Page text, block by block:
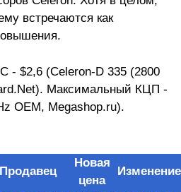
встречаются как
- $2,6 (Celeron-D 335 (2800
Максимальный КЦП -
OEM, Megashop.ru).
Продавец
Новая
цена
Изменение